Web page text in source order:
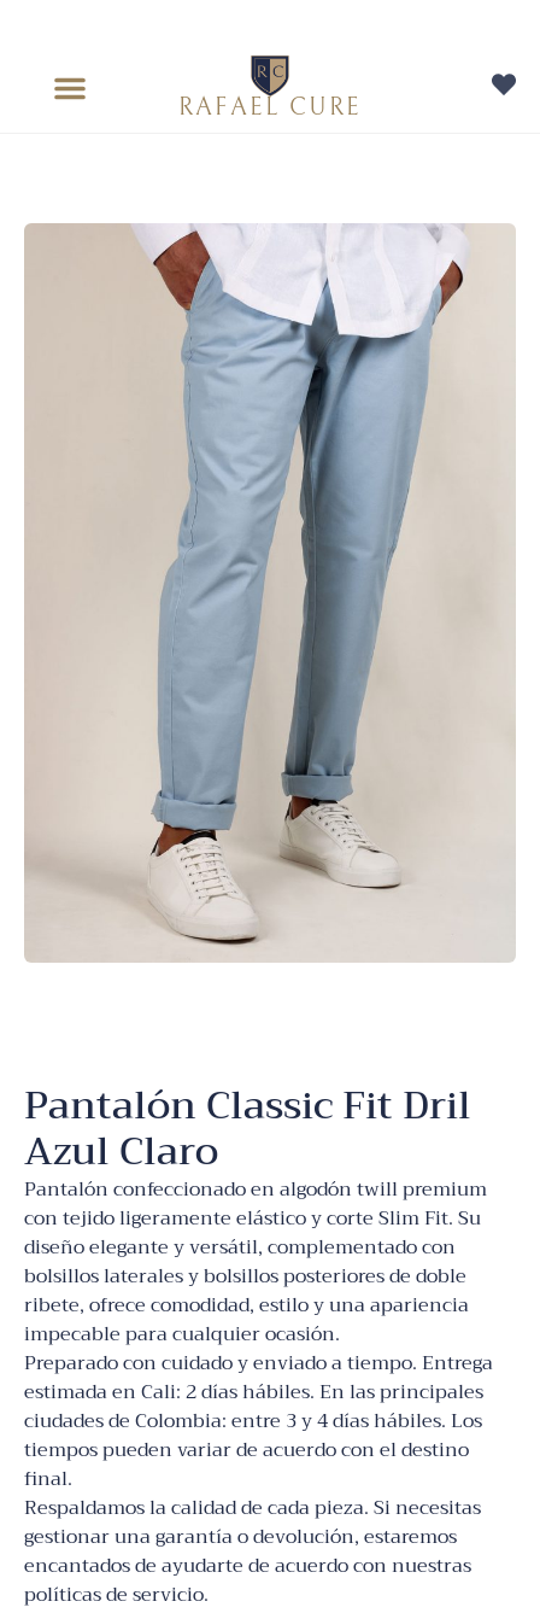
RAFAEL CURE
Pantalón Classic Fit Dril
Azul Claro
Pantalón confeccionado en algodón twill premium
con tejido ligeramente elástico y corte Slim Fit. Su
diseño elegante y versátil, complementado con
bolsillos laterales y bolsillos posteriores de doble
ribete, ofrece comodidad, estilo y una apariencia
impecable para cualquier ocasión.
Preparado con cuidado y enviado a tiempo. Entrega
estimada en Cali: 2 días hábiles. En las principales
ciudades de Colombia: entre 3 y 4 días hábiles. Los
tiempos pueden variar de acuerdo con el destino
final.
Respaldamos la calidad de cada pieza. Si necesitas
gestionar una garantía o devolución, estaremos
encantados de ayudarte de acuerdo con nuestras
políticas de servicio.